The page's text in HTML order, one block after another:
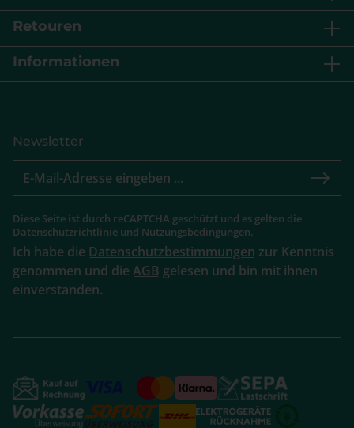
Retouren
Informationen
Newsletter
Diese Seite ist durch reCAPTCHA geschützt und es gelten die
Datenschutzrichtlinie und Nutzungsbedingungen.
Ich habe die Datenschutzbestimmungen zur Kenntnis
genommen und die AGB gelesen und bin mit ihnen
einverstanden.